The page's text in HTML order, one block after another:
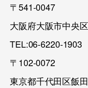
〒541-0047
大阪府大阪市中央
TEL:06-6220-1903
〒102-0072
東京都千代田区飯